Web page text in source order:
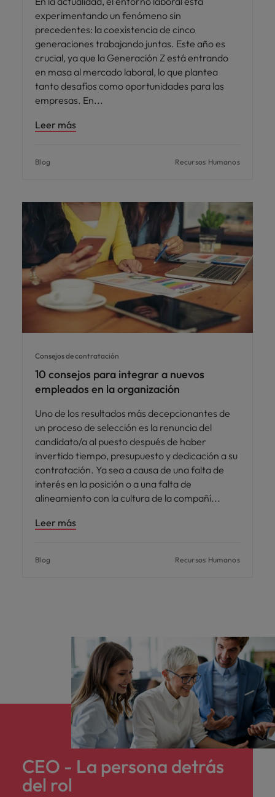
experimentando un fenómeno sin
precedentes: la coexistencia de cinco
generaciones trabajando juntas. Este año es
crucial, ya que la Generación Z está entrando
en masa al mercado laboral, lo que plantea
tanto desafíos como oportunidades para las
empresas. En
Leer más
Blog Recursos Humanos
Consejos de contratación
10 consejos para integrar a nuevos
empleados en la organización
Uno de los resultados más decepcionantes de
un proceso de selección es la renuncia del
candidato/a al puesto después de haber
invertido tiempo, presupuesto y dedicación a su
contratación. Ya sea a causa de una falta de
interés en la posición o a una falta de
alineamiento con la cultura de la compañí
Leer más
Blog Recursos Humanos
CEO - La persona detrás
del rol